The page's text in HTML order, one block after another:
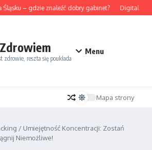
– gdzie znaleźć dobry gabinet? Digital
zdrowie, reszta się poukłada
Menu
Mapa strony
/ Umiejętność Koncentracji: Zostań
Niemożliwe!